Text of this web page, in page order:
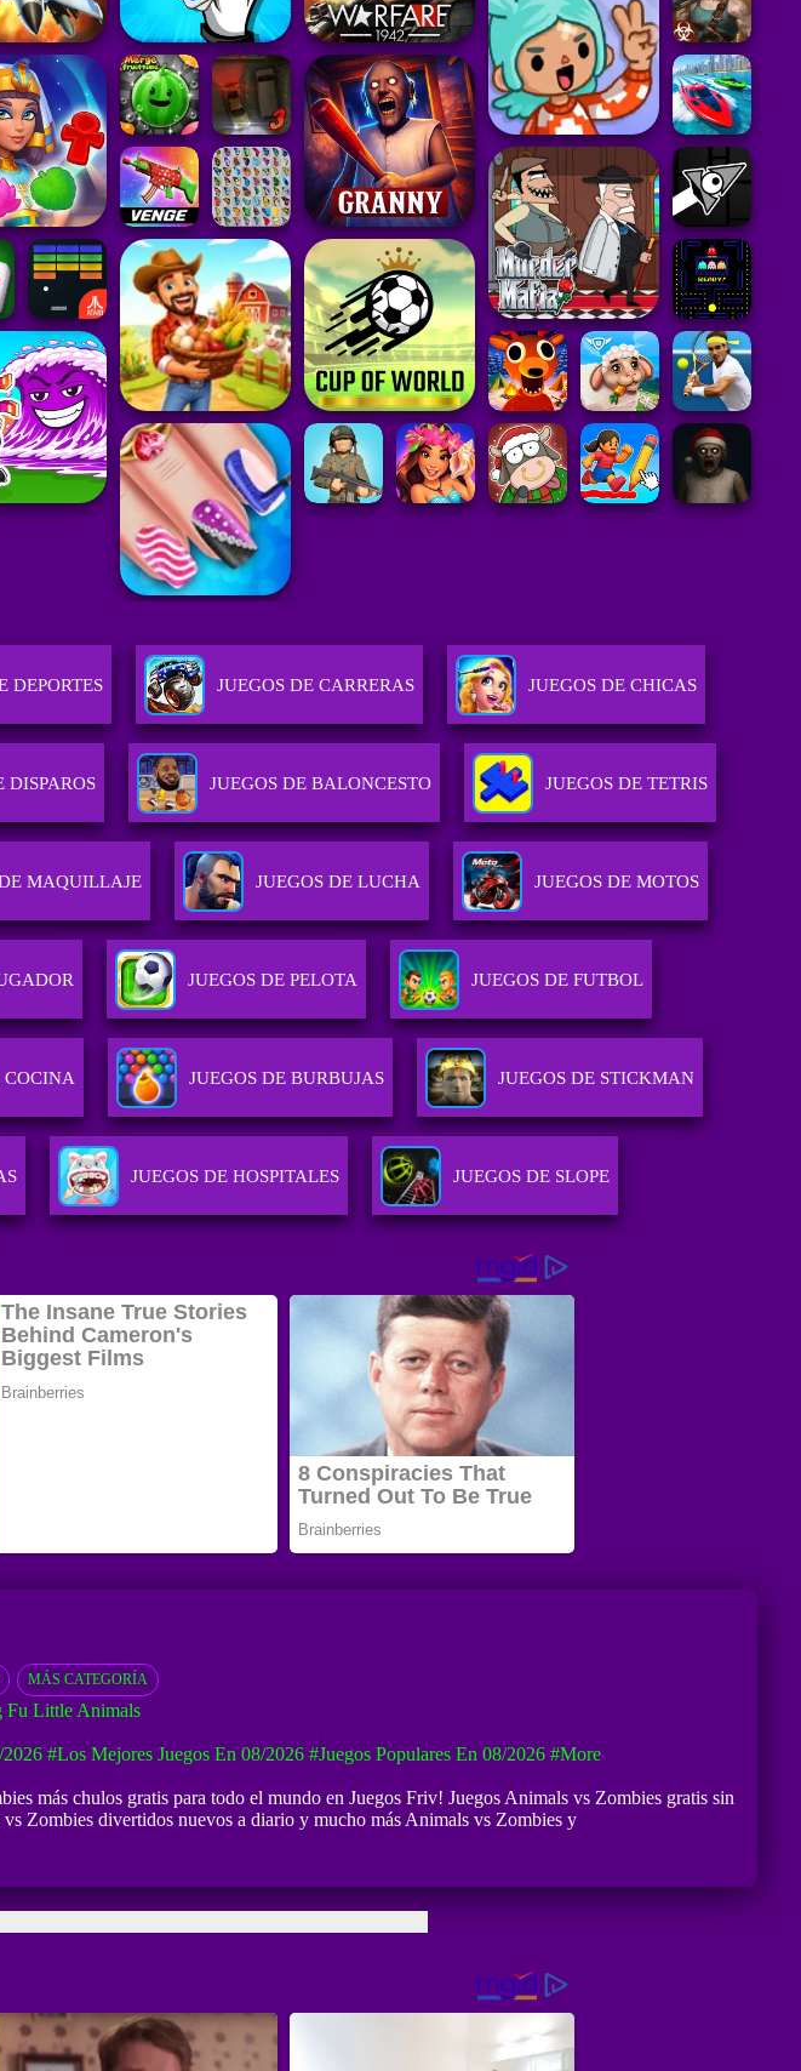
DEPORTES JUEGOS DE CARRERAS JUEGOS DE CHICAS
DISPAROS JUEGOS DE BALONCESTO JUEGOS DE TETRIS
MAQUILLAJE JUEGOS DE LUCHA JUEGOS DE MOTOS
JUEGOS DE PELOTA JUEGOS DE FUTBOL
COCINA JUEGOS DE BURBUJAS JUEGOS DE STICKMAN
JUEGOS DE HOSPITALES JUEGOS DE SLOPE
MÁS CATEGORÍA
Fu Little Animals
#Los Mejores Juegos En 08/2026 #Juegos Populares En 08/2026 #more
más chulos gratis para todo el mundo en Juegos Friv! Juegos Animals vs Zombies gratis sin
Zombies divertidos nuevos a diario y mucho más Animals vs Zombies y